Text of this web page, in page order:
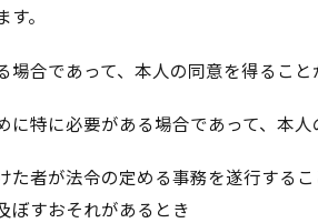
す。
合であって、本人の同意を得るこ
特に必要がある場合であって、本
者が法令の定める事務を遂行する
ぼすおそれがあるとき